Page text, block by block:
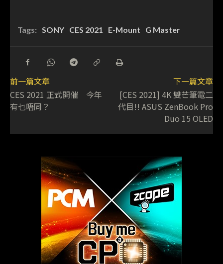
Tags: SONY CES 2021 E-Mount G Master
前一篇文章
CES 2021 正式開催 今年
有乜唔同？
下一篇文章
[CES 2021] 4K 雙芒筆電二
代目!! ASUS ZenBook Pro
Duo 15 OLED